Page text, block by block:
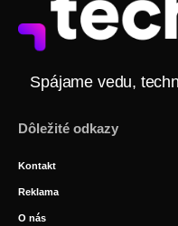
Spájame vedu,
Dôležité odkazy
Kontakt
Reklama
O nás